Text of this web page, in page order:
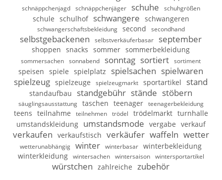
schnäppchenjagd schnäppchenjäger schuhe schuhgrößen
schule schulhof schwangere schwangeren
schwangerschaftsbekleidung second secondhand
selbstgebackenen selbstverkäuferbasar september
shoppen snacks sommer sommerbekleidung
sommersachen sonnabend sonntag sortiert sortiment
speisen spiele spielplatz spielsachen spielwaren
spielzeug spielzeuge spielzeugmarkt sportartikel stand
standaufbau standgebühr stände stöbern
säuglingsausstattung taschen teenager teenagerbekleidung
teens teilnahme teilnehmen trödel trödelmarkt turnhalle
umstandskleidung umstandsmode vergabe verkauf
verkaufen verkaufstisch verkäufer waffeln wetter
wetterunabhängig winter winterbasar
winterbekleidung
winterkleidung
wintersachen wintersaison wintersportartikel
würstchen zahlreiche zubehör